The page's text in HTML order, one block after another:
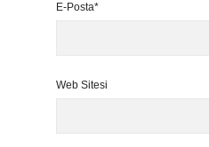
E-Posta*
Web Sitesi